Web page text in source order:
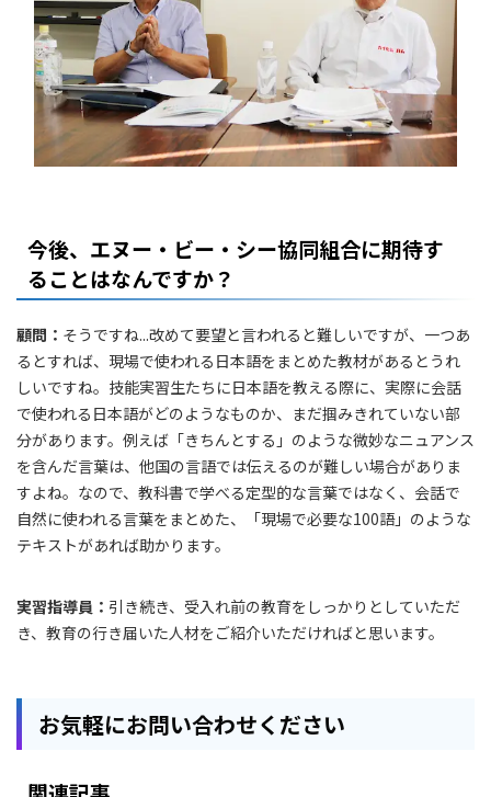
今後、エヌー・ビー・シー協同組合に期待す
ることはなんですか？
顧問： そうですね...改めて要望と言われると難しいですが、一つあ
るとすれば、現場で使われる日本語をまとめた教材があるとうれ
しいですね。技能実習生たちに日本語を教える際に、実際に会話
で使われる日本語がどのようなものか、まだ掴みきれていない部
分があります。例えば「きちんとする」のような微妙なニュアンス
を含んだ言葉は、他国の言語では伝えるのが難しい場合がありま
すよね。なので、教科書で学べる定型的な言葉ではなく、会話で
自然に使われる言葉をまとめた、「現場で必要な100語」のような
テキストがあれば助かります。
実習指導員： 引き続き、受入れ前の教育をしっかりとしていただ
き、教育の行き届いた人材をご紹介いただければと思います。
お気軽にお問い合わせください